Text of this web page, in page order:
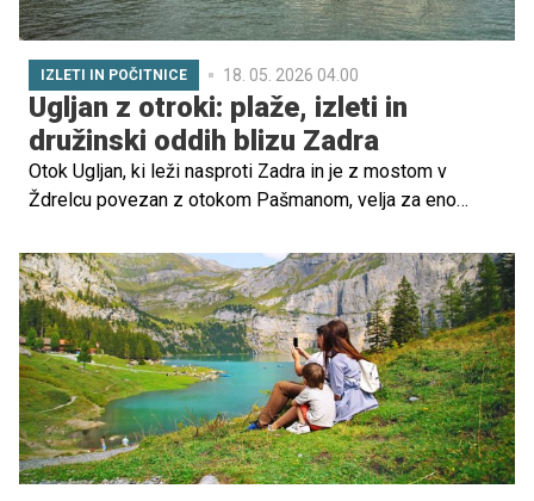
IZLETI IN POČITNICE 18. 05. 2026 04.00
Ugljan z otroki: plaže, izleti in
družinski oddih blizu Zadra
Otok Ugljan, ki leži nasproti Zadra in je z mostom v
Ždrelcu povezan z otokom Pašmanom, velja za eno
trajektne povezanosti, številnih lepih plaž s senco,
označenih kolesarskih poti in raznolikih krajev je
priljubljena izbira za družine.